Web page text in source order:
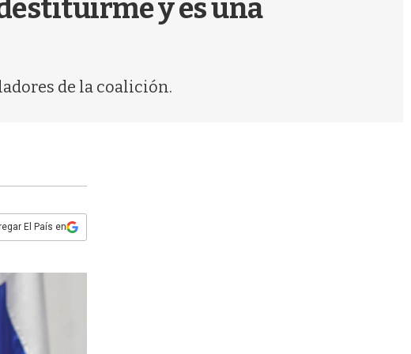
y es una
de la coalición.
El País en